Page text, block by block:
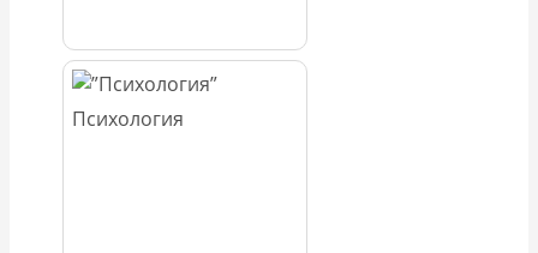
Психология